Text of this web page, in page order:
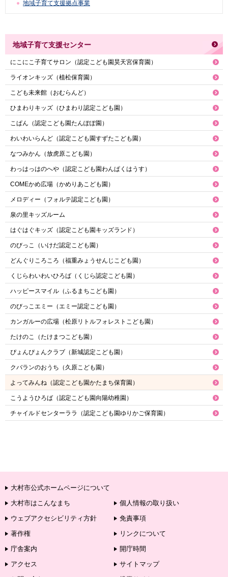
地域子育て支援拠点事業
地域子育て支援センター
にこにこ子育てサロン（認定こども園昊天宮保育園）
ライオンキッズ（植松保育園）
こども未来館（おむらんど）
ひまわりキッズ（ひまわり認定こども園）
こぱん（認定こども園たんぽぽ園）
わいわいらんど（認定こども園すずたこども園）
なつみかん（放虎原こども園）
わっはっはのへや（認定こども園わんぱくはうす）
COMEかめ広場（かめりあこども園）
メロディー（フォルテ認定こども園）
泉の里キッズルーム
はぐはぐキッズ（認定こども園キッズランド）
のびっこ（いけだ認定こども園）
どんぐりころころ（福重みょうせんじこども園）
くじらわいわいひろば（くじら認定こども園）
ハッピースマイル（ふるまちこども園）
のびっこエミー（エミー認定こども園）
カンガルーの広場（松原リトルフォレストこども園）
たけのこ（たけまつこども園）
ぴょんぴょんクラブ（新城認定こども園）
クバランのおうち（久原こども園）
よってみんね（認定こども園かたまち保育園）
こうようひろば（認定こども園向陽幼稚園）
チャイルドセンターララ（認定こども園ゆりかご保育園）
大村市公式ホームページについて
大村市はこんなまち
個人情報の取り扱い
ウェブアクセシビリティ方針
免責事項
著作権
リンクについて
庁舎案内
開庁時間
アクセス
サイトマップ